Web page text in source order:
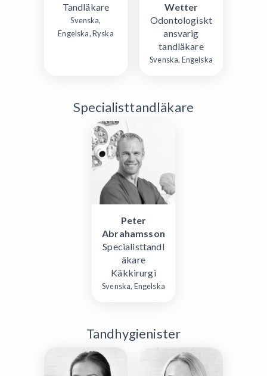
Tandläkare
Svenska,
Engelska, Ryska
Wetter
Odontologiskt
ansvarig
tandläkare
Svenska, Engelska
Specialisttandläkare
Peter
Abrahamsson
Specialisttandl
äkare
Käkkirurgi
Svenska, Engelska
Tandhygienister